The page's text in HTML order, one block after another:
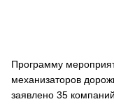
Программу
механизаторов
заявлено 35